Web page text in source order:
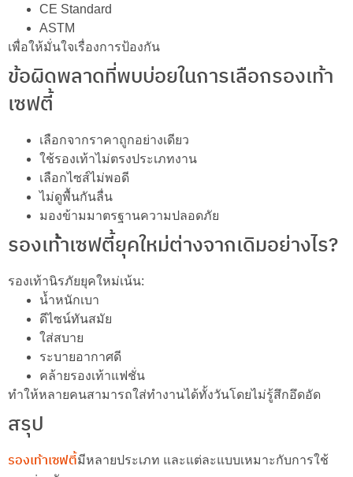
CE Standard
ASTM
เพื่อให้มั่นใจเรื่องการป้องกัน
ข้อผิดพลาดที่พบบ่อยในการเลือกรองเท้า
เซฟตี้
เลือกจากราคาถูกอย่างเดียว
ใช้รองเท้าไม่ตรงประเภทงาน
เลือกไซส์ไม่พอดี
ไม่ดูพื้นกันลื่น
มองข้ามมาตรฐานความปลอดภัย
รองเท้้าเซฟตี้ยุคใหม่ต่างจากเดิมอย่างไร?
รองเท้านิรภัยยุคใหม่เน้น:
น้ำหนักเบา
ดีไซน์ทันสมัย
ใส่สบาย
ระบายอากาศดี
คล้ายรองเท้าแฟชั่น
ทำให้หลายคนสามารถใส่ทำงานได้ทั้งวันโดยไม่รู้สึกอึดอัด
สรุป
รองเท้าเซฟตี้มีหลายประเภท และแต่ละแบบเหมาะกับการใช้